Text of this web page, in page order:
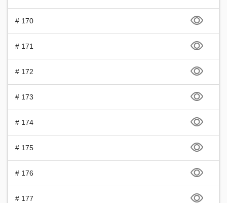
# 170
# 171
# 172
# 173
# 174
# 175
# 176
# 177